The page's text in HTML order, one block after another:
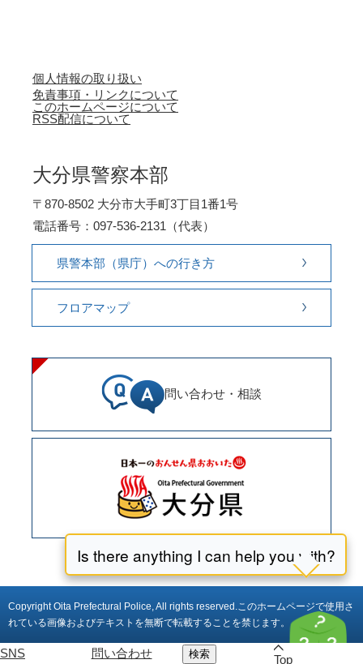
SNS 問い合わせ 検索 Top
個人情報の取り扱い
免責事項・リンクについて
このホームページについて
RSS配信について
大分県警察本部
〒870-8502 大分市大手町3丁目1番1号
電話番号：097-536-2131（代表）
県警本部（県庁）への行き方
フロアマップ
問い合わせ・相談
Copyright Oita Prefectural Police, All rights reserved. このホームページで使用さ
れている画像およびテキストを無断で転載することを禁じます。